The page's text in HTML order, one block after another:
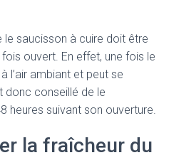
saucisson à cuire doit être
ouvert. En effet, une fois le
l’air ambiant et peut se
donc conseillé de le
heures suivant son ouverture.
la fraîcheur du